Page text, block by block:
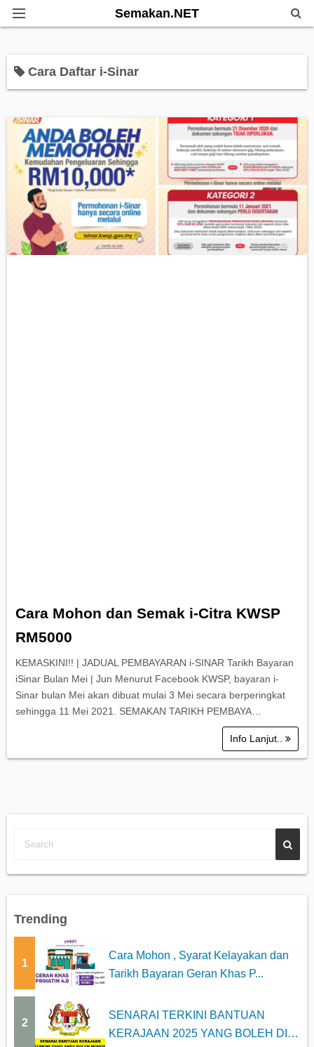
Semakan.NET
Bantuan Kerajaan
Pendidikan
Info Kerjaya
Cara Daftar i-Sinar
Cara Mohon dan Semak i-Citra KWSP
RM5000
KEMASKINI!! | JADUAL PEMBAYARAN i-SINAR Tarikh Bayaran
iSinar Bulan Mei | Jun Menurut Facebook KWSP, bayaran i-
Sinar bulan Mei akan dibuat mulai 3 Mei secara berperingkat
sehingga 11 Mei 2021. SEMAKAN TARIKH PEMBAYA…
Info Lanjut..
Trending
1
Cara Mohon , Syarat Kelayakan dan
Tarikh Bayaran Geran Khas P...
2
SENARAI TERKINI BANTUAN
KERAJAAN 2025 YANG BOLEH DI